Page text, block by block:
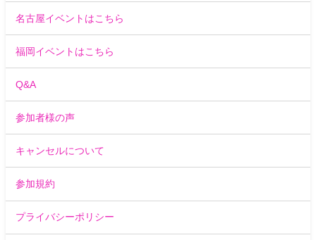
名古屋イベントはこちら
福岡イベントはこちら
Q&A
参加者様の声
キャンセルについて
参加規約
プライバシーポリシー